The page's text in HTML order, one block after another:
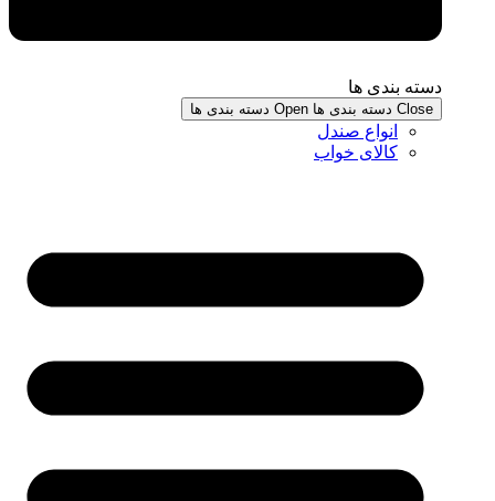
دسته بندی ها
Close دسته بندی ها Open دسته بندی ها
انواع صندل
کالای خواب